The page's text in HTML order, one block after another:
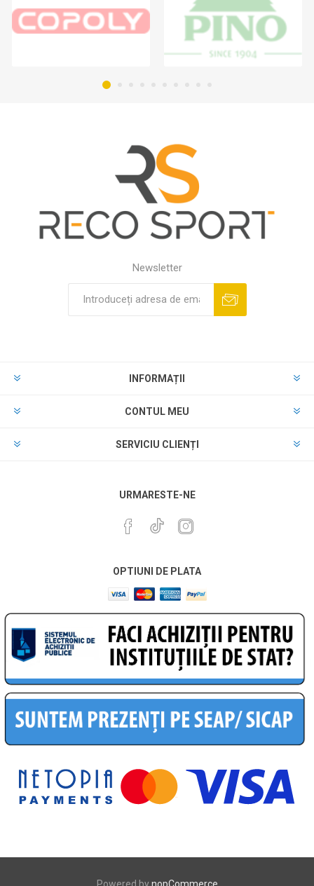
Newsletter
INFORMAȚII
CONTUL MEU
SERVICIU CLIENȚI
URMARESTE-NE
OPTIUNI DE PLATA
Powered bynopCommerce